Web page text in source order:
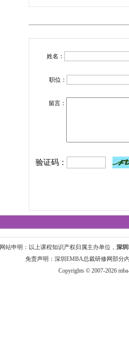
姓名：
职位：
留言：
验证码：
网站申明：以上课程知识产权归属主办单位， 深
免责声明：深圳EMBA总裁研修网部分
Copyrights © 2007-2026